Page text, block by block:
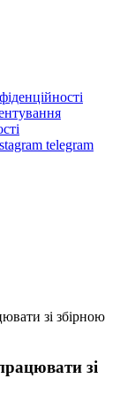
telegram
зі збірною
зі